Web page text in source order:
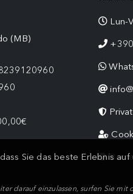
(MB)
Lun-
Sie das beste Erlebnis
darauf einzulassen, surfen Sie